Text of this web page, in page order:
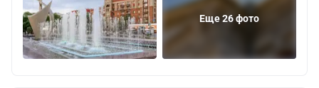
Еще 26 фото